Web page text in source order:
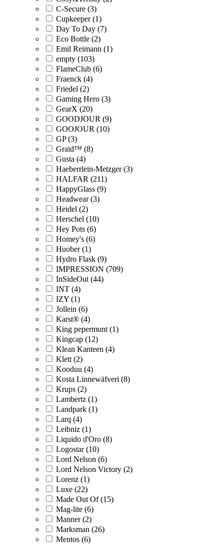
C-Secure (3)
Cupkeeper (1)
Day To Day (7)
Eco Bottle (2)
Emil Reimann (1)
empty (103)
FlameClub (6)
Fraenck (4)
Friedel (2)
Gaming Hero (3)
GearX (20)
GOODJOUR (9)
GOOJOUR (10)
GP (3)
Graid™ (8)
Gusta (4)
Haeberrlein-Metzger (3)
HALFAR (211)
HappyGlass (9)
Headwear (3)
Heidel (2)
Herschel (10)
Hey Pots (6)
Homey's (6)
Huober (1)
Hydro Flask (9)
IMPRESSION (709)
InSideOut (44)
INT (4)
IZY (1)
Jollein (6)
Karst® (4)
King pepermunt (1)
Kingcap (12)
Klean Kanteen (4)
Klett (2)
Kooduu (4)
Kosta Linnewäfveri (8)
Krups (2)
Lambertz (1)
Landpark (1)
Larq (4)
Leibniz (1)
Liquido d'Oro (8)
Logostar (10)
Lord Nelson (6)
Lord Nelson Victory (2)
Lorenz (1)
Luxe (22)
Made Out Of (15)
Mag-lite (6)
Manner (2)
Marksman (26)
Mentos (6)